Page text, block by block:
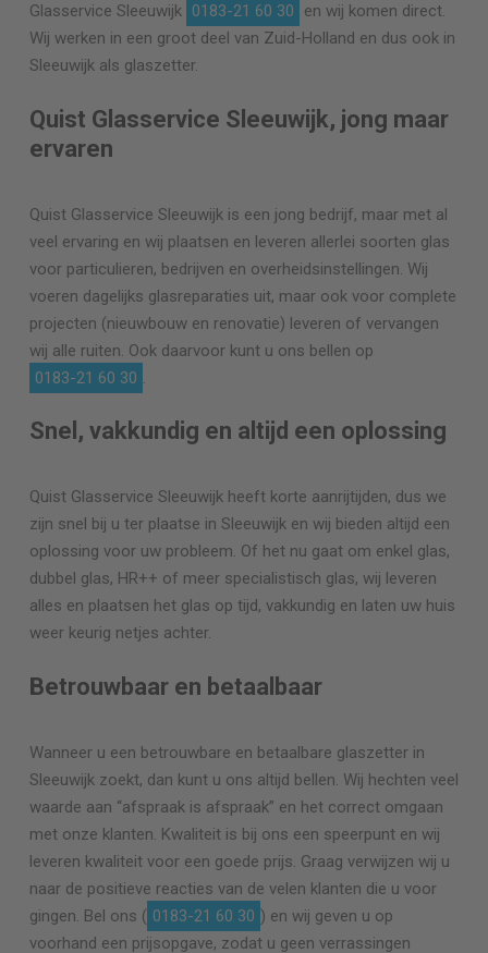
Glasservice Sleeuwijk 0183-21 60 30
en wij komen direct.
Wij werken in een groot deel van Zuid-Holland en dus ook in
Sleeuwijk als glaszetter.
Quist Glasservice Sleeuwijk, jong maar
ervaren
Quist Glasservice Sleeuwijk is een jong bedrijf, maar met al
veel ervaring en wij plaatsen en leveren allerlei soorten glas
voor particulieren, bedrijven en overheidsinstellingen. Wij
voeren dagelijks glasreparaties uit, maar ook voor complete
projecten (nieuwbouw en renovatie) leveren of vervangen
wij alle ruiten. Ook daarvoor kunt u ons bellen op
0183-21 60 30 .
Snel, vakkundig en altijd een oplossing
Quist Glasservice Sleeuwijk heeft korte aanrijtijden, dus we
zijn snel bij u ter plaatse in Sleeuwijk en wij bieden altijd een
oplossing voor uw probleem. Of het nu gaat om enkel glas,
dubbel glas, HR++ of meer specialistisch glas, wij leveren
alles en plaatsen het glas op tijd, vakkundig en laten uw huis
weer keurig netjes achter.
Betrouwbaar en betaalbaar
Wanneer u een betrouwbare en betaalbare glaszetter in
Sleeuwijk zoekt, dan kunt u ons altijd bellen. Wij hechten veel
waarde aan “afspraak is afspraak” en het correct omgaan
met onze klanten. Kwaliteit is bij ons een speerpunt en wij
leveren kwaliteit voor een goede prijs. Graag verwijzen wij u
naar de positieve reacties van de velen klanten die u voor
gingen. Bel ons ( 0183-21 60 30 ) en wij geven u op
voorhand een prijsopgave, zodat u geen verrassingen